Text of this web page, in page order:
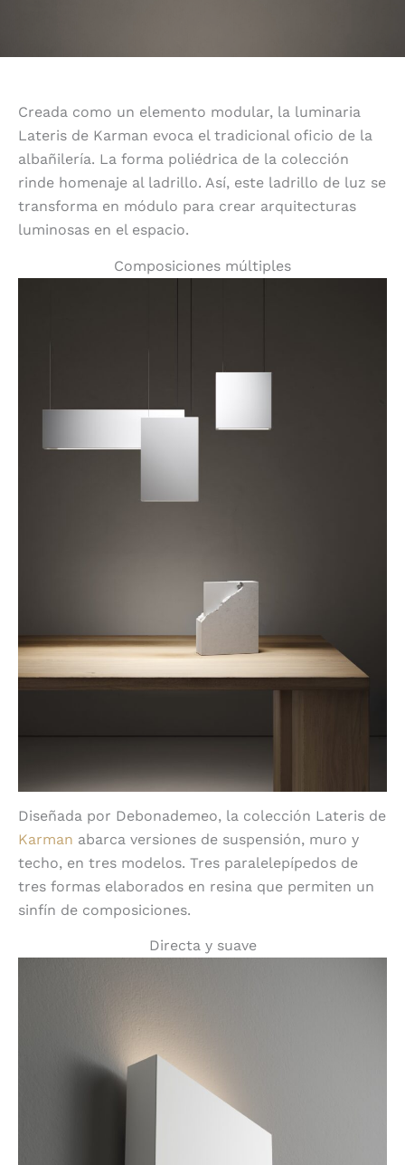
Creada como un elemento modular, la luminaria
Lateris de Karman evoca el tradicional oficio de la
albañilería. La forma poliédrica de la colección
rinde homenaje al ladrillo. Así, este ladrillo de luz se
transforma en módulo para crear arquitecturas
luminosas en el espacio.
Composiciones múltiples
Diseñada por Debonademeo, la colección Lateris de
Karman abarca versiones de suspensión, muro y
techo, en tres modelos. Tres paralelepípedos de
tres formas elaborados en resina que permiten un
sinfín de composiciones.
Directa y suave